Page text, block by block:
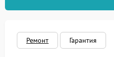
Ремонт Гарантия